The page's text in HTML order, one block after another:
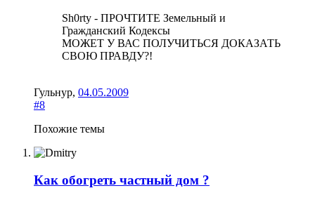
Sh0rty - ПРОЧТИТЕ Земельный и
Гражданский Кодексы
МОЖЕТ У ВАС ПОЛУЧИТЬСЯ ДОКАЗАТЬ
СВОЮ ПРАВДУ?!
Гульнур, 04.05.2009
#8
Похожие темы
Как обогреть частный дом ?